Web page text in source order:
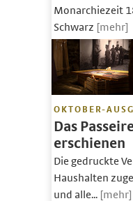
Monarchiezeit
Schwarz [mehr]
OKTOBER-
Das
erschienen
Die gedruckte
Haushalten
und alle... [mehr]